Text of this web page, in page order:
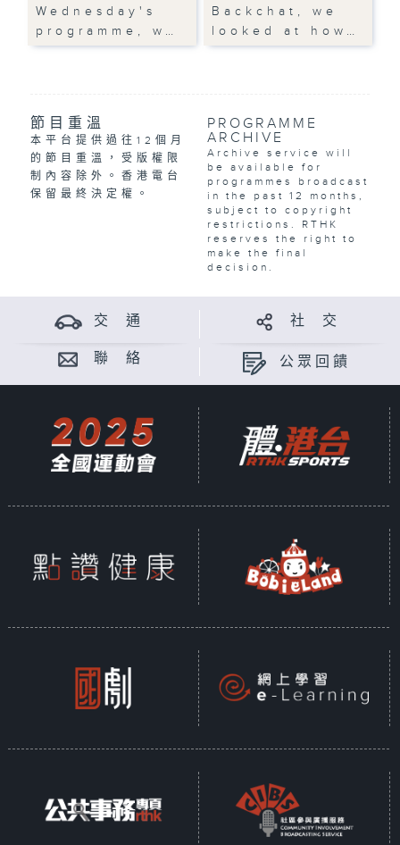
Wednesday's
programme, w…
Backchat, we
looked at how…
節目重溫
本平台提供過往12個月
的節目重溫，受版權限
制內容除外。香港電台
保留最終決定權。
PROGRAMME
ARCHIVE
Archive service will
be available for
programmes broadcast
in the past 12 months,
subject to copyright
restrictions. RTHK
reserves the right to
make the final
decision.
交 通 社 交
聯 絡 公眾回饋